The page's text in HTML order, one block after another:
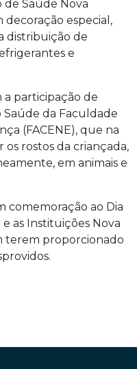
Saúde Nova
especial,
distribuição de
e
a participação de
da Faculdade
(FACENE), que na
os rostos da criançada,
em animais e
comemoração ao Dia
as Instituições Nova
terem proporcionado